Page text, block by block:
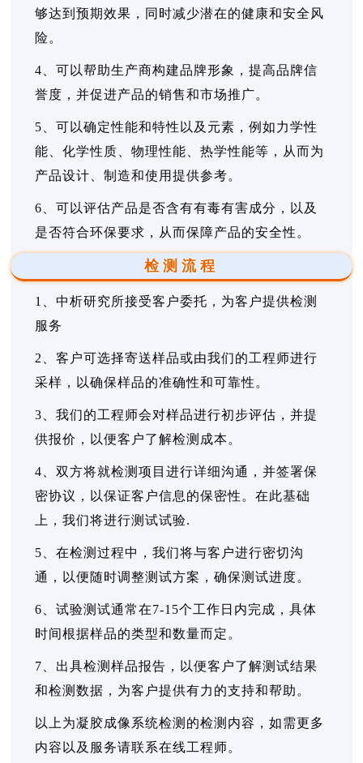
够达到预期效果，同时减少潜在的健康和安全风
险。
4、可以帮助生产商构建品牌形象，提高品牌信
誉度，并促进产品的销售和市场推广。
5、可以确定性能和特性以及元素，例如力学性
能、化学性质、物理性能、热学性能等，从而为
产品设计、制造和使用提供参考。
6、可以评估产品是否含有有毒有害成分，以及
是否符合环保要求，从而保障产品的安全性。
检测流程
1、中析研究所接受客户委托，为客户提供检测
服务
2、客户可选择寄送样品或由我们的工程师进行
采样，以确保样品的准确性和可靠性。
3、我们的工程师会对样品进行初步评估，并提
供报价，以便客户了解检测成本。
4、双方将就检测项目进行详细沟通，并签署保
密协议，以保证客户信息的保密性。在此基础
上，我们将进行测试试验.
5、在检测过程中，我们将与客户进行密切沟
通，以便随时调整测试方案，确保测试进度。
6、试验测试通常在7-15个工作日内完成，具体
时间根据样品的类型和数量而定。
7、出具检测样品报告，以便客户了解测试结果
和检测数据，为客户提供有力的支持和帮助。
以上为凝胶成像系统检测的检测内容，如需更多
内容以及服务请联系在线工程师。